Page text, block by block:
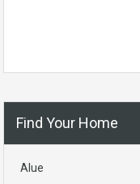
Find Your Home
Alue